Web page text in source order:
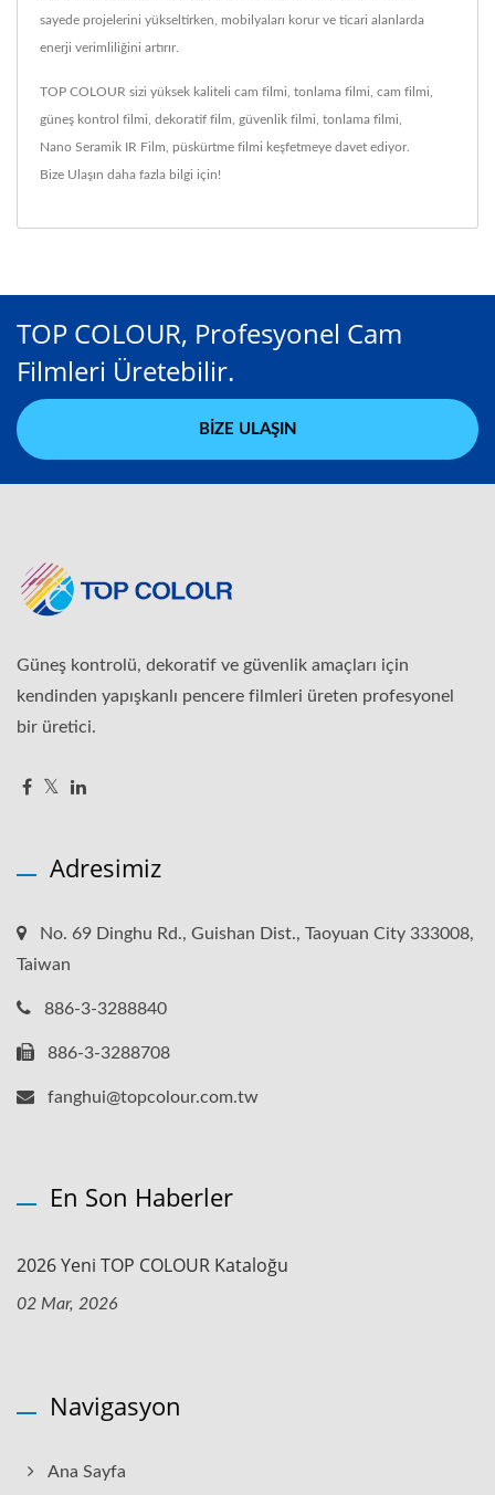
sayede projelerini yükseltirken, mobilyaları korur ve ticari alanlarda
enerji verimliliğini artırır.
TOP COLOUR sizi yüksek kaliteli cam filmi tonlama filmi cam filmi
güneş kontrol filmi dekoratif film güvenlik filmi tonlama filmi
Nano Seramik IR Film püskürtme filmi keşfetmeye davet ediyor.
Bize Ulaşın daha fazla bilgi için!
TOP COLOUR, Profesyonel Cam
Filmleri Üretebilir.
BIZE ULAŞIN
Güneş kontrolü, dekoratif ve güvenlik amaçları için
kendinden yapışkanlı pencere filmleri üreten profesyonel
bir üretici.
Adresimiz
No. 69 Dinghu Rd., Guishan Dist., Taoyuan City 333008,
Taiwan
886-3-3288840
886-3-3288708
fanghui@topcolour.com.tw
En Son Haberler
2026 Yeni TOP COLOUR Kataloğu
02 Mar, 2026
Navigasyon
Ana Sayfa